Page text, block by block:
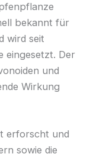
bekannt für
wird seit
eingesetzt. Der
und
Wirkung
erforscht und
sowie die